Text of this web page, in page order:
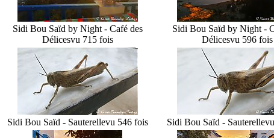
Sidi Bou Saïd by Night - Café des
Délicesvu 715 fois
Sidi Bou Saïd by Night -
Délicesvu 596 fois
Sidi Bou Saïd - Sauterellevu 546 fois Sidi Bou Saïd - Sauterelle